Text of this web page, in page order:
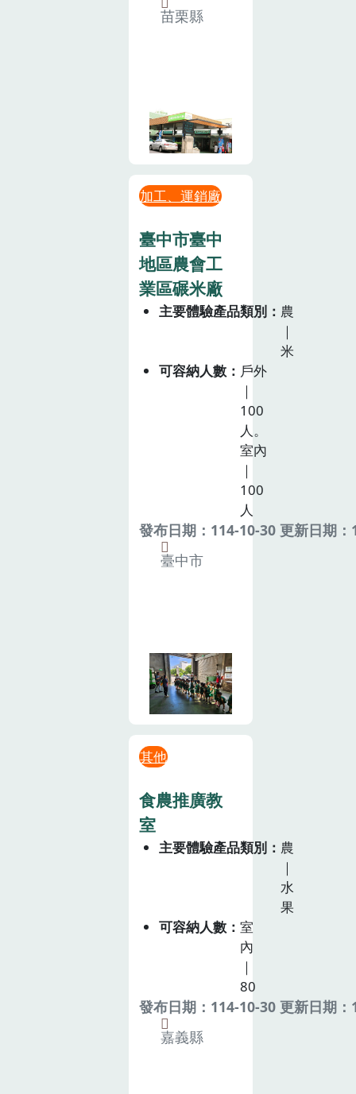
苗栗縣
加工、運銷廠
臺中市臺中
地區農會工
業區碾米廠
主要體驗產品類別
農
｜
米
可容納人數
戶外
｜
100
人。
室內
｜
100
人
發布日期：114-10-30 更新日期
臺中市
其他
食農推廣教
室
主要體驗產品類別
農
｜
水
果
可容納人數
室
內
｜
80
發布日期：114-10-30 更新日期
嘉義縣